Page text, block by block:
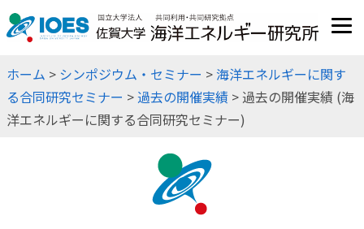
JP
EN
ホーム > シンポジウム・セミナー >海洋エネルギーに関す
る合同研究セミナー >過去の開催実績 > 過去の開催実績 (海
洋エネルギーに関する合同研究セミナー)